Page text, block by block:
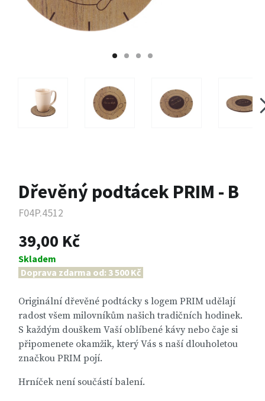
Dřevěný podtácek PRIM - B
F04P.4512
39,00 Kč
Skladem
Doprava zdarma od: 3 500 Kč
Originální dřevěné podtácky s logem PRIM udělají
radost všem milovníkům našich tradičních hodinek.
S každým douškem Vaší oblíbené kávy nebo čaje si
připomenete okamžik, který Vás s naší dlouholetou
značkou PRIM pojí.
Hrníček není součástí balení.